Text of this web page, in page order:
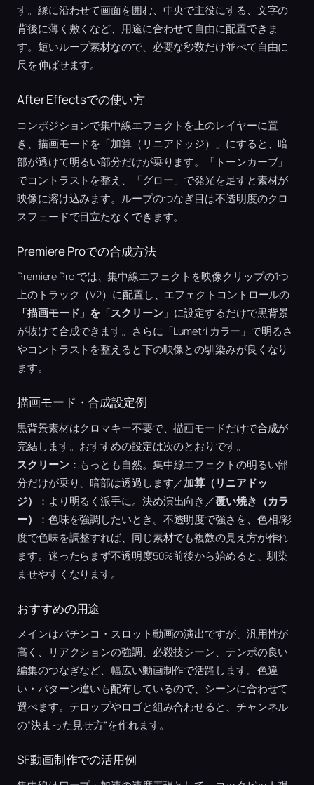
す。縁に沿わせて画面を囲む、中央で主役にする、文字の
背後に薄く敷くなど、用途に合わせて自由に配置できま
す。短いループ素材なので、必要な秒数だけ並べて自由に
尺を伸ばせます。
After Effectsでの使い方
コンポジションで集中線エフェクトを上のレイヤーに置
き、描画モードを「加算（リニアドッジ）」にすると、暗
部が透けて明るい部分だけが乗ります。「トーンカーブ」
でコントラストを整え、「グロー」で発光を足すと素材が
映像に溶け込みます。ループのつなぎ目は不透明度のクロ
スフェードで目立たなくできます。
Premiere Proでの合成方法
Premiere Pro では、集中線エフェクトを映像クリップの1つ
上のトラック（V2）に配置し、エフェクトコントロールの
「描画モード」を「スクリーン」 に設定するだけで黒背景
が抜けて合成できます。さらに「Lumetri カラー」で明るさ
やコントラストを整えると下の映像との馴染みが良くなり
ます。
描画モード・合成設定例
黒背景素材はクロマキー不要で、描画モードだけで合成が
完結します。おすすめの設定は次のとおりです。
スクリーン：もっとも自然。集中線エフェクトの明るい部
分だけが乗り、暗部は透過します／加算（リニアドッ
ジ）
：より明るく派手に。決め演出向き／覆い焼き（カラ
ー）
：色味を強調したいとき。不透明度で強さを、色相/彩
度で色味を調整すれば、同じ素材でも複数の見え方が作れ
ます。迷ったらまず不透明度50%前後から始めると、馴染
ませやすくなります。
おすすめの用途
メインはパチンコ・スロット動画の演出ですが、汎用性が
高く、リアクションの強調、必殺技シーン、テンポの良い
編集のつなぎなど、幅広い動画制作で活躍します。色違
い・パターン違いも配布しているので、シーンに合わせて
選べます。テロップやロゴと組み合わせると、チャンネル
の“決まった見せ方”を作れます。
SF動画制作での活用例